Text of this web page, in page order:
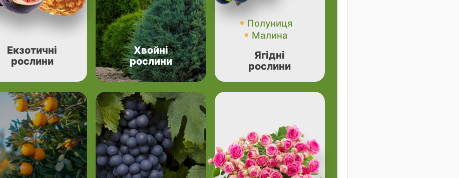
Екзотичні
рослини
Хвойні
рослини
Полуниця
Малина
Ягідні
рослини